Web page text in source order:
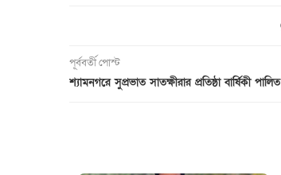
পূর্ববর্তী পোস্ট
শ্যামনগরে সুপ্রভাত সাতক্ষীরার প্রতিষ্ঠা বার্ষিকী পালিত